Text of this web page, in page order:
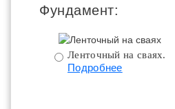
Фундамент:
Ленточный на сваях.
Подробнее